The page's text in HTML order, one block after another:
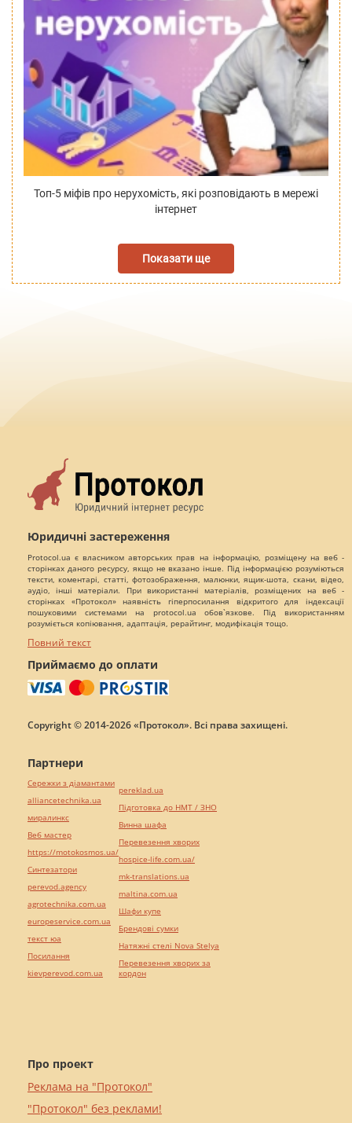
Топ-5 міфів про нерухомість, які розповідають в мережі
інтернет
Показати ще
Юридичні застереження
Protocol.ua є власником авторських прав на інформацію, розміщену на веб -
сторінках даного ресурсу, якщо не вказано інше. Під інформацією розуміються
тексти, коментарі, статті, фотозображення, малюнки, ящик-шота, скани, відео,
аудіо, інші матеріали. При використанні матеріалів, розміщених на веб -
сторінках «Протокол» наявність гіперпосилання відкритого для індексації
пошуковими системами на protocol.ua обов`язкове. Під використанням
розуміється копіювання, адаптація, рерайтинг, модифікація тощо.
Повний текст
Приймаємо до оплати
Copyright © 2014-2026 «Протокол». Всі права захищені.
Про проект
Реклама на "Протокол"
"Протокол" без реклами!
Партнери
Сережки з діамантами
alliancetechnika.ua
миралинкс
Веб мастер
https://motokosmos.ua/
Синтезатори
perevod.agency
agrotechnika.com.ua
europeservice.com.ua
текст юа
Посилання
kievperevod.com.ua
pereklad.ua
Підготовка до НМТ / ЗНО
Винна шафа
Перевезення хворих
hospice-life.com.ua/
mk-translations.ua
maltina.com.ua
Шафи купе
Брендові сумки
Натяжні стелі Nova Stelya
Перевезення хворих за
кордон